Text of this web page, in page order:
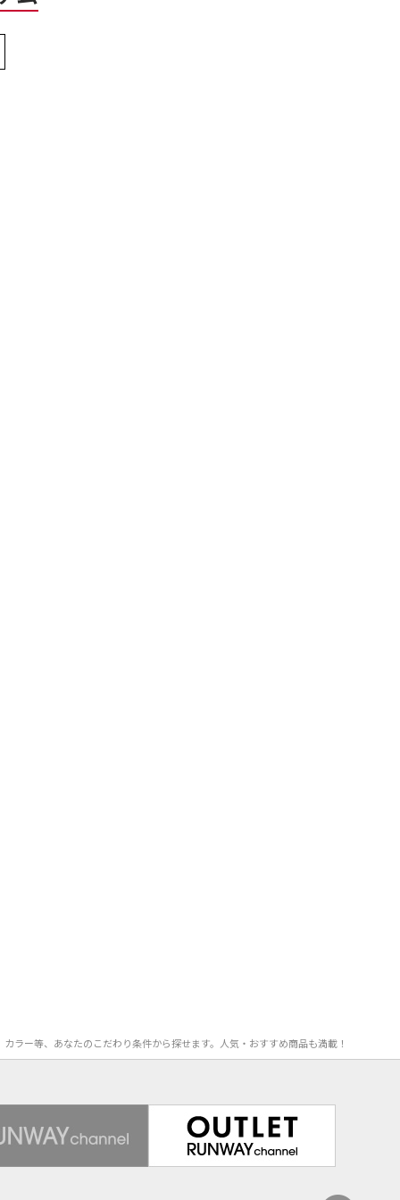
ラー等、あなたのこだわり条件から探せます。人気・おすすめ商品も満載！